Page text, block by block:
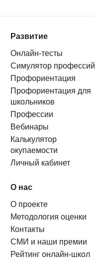
Развитие
Онлайн-тесты
Симулятор профессий
Профориентация
Профориентация для
школьников
Профессии
Вебинары
Калькулятор
окупаемости
Личный кабинет
О нас
О проекте
Методология оценки
Контакты
СМИ и наши премии
Рейтинг онлайн-школ